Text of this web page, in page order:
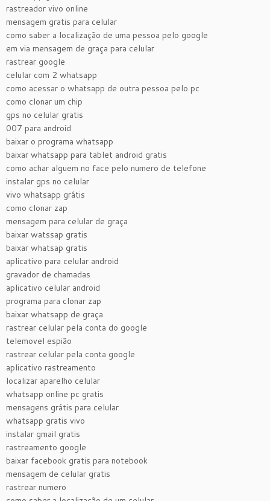
rastreador vivo online
mensagem gratis para celular
como saber a localização de uma pessoa pelo google
em via mensagem de graça para celular
rastrear google
celular com 2 whatsapp
como acessar o whatsapp de outra pessoa pelo pc
como clonar um chip
gps no celular gratis
007 para android
baixar o programa whatsapp
baixar whatsapp para tablet android gratis
como achar alguem no face pelo numero de telefone
instalar gps no celular
vivo whatsapp grátis
como clonar zap
mensagem para celular de graça
baixar watssap gratis
baixar whatsap gratis
aplicativo para celular android
gravador de chamadas
aplicativo celular android
programa para clonar zap
baixar whatsapp de graça
rastrear celular pela conta do google
telemovel espião
rastrear celular pela conta google
aplicativo rastreamento
localizar aparelho celular
whatsapp online pc gratis
mensagens grátis para celular
whatsapp gratis vivo
instalar gmail gratis
rastreamento google
baixar facebook gratis para notebook
mensagem de celular gratis
rastrear numero